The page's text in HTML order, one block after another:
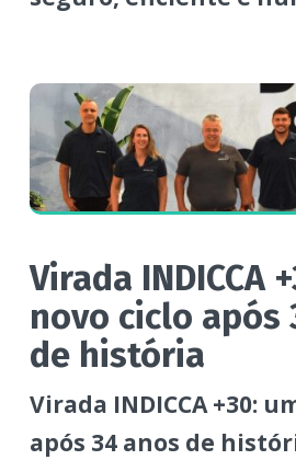
Virada INDICCA
novo ciclo após
de história
Virada INDICCA +30:
após 34 anos de